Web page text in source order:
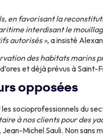
en favorisant la
interdisant le
autorisés », a insisté
des habitats marins
et déjà prévus à Saint-
opposées
socioprofessionnels du
à nos clients pour des
Michel Sauli. Non sans